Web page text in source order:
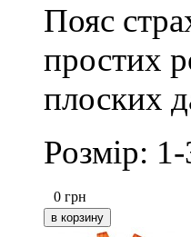
Пояс
простих
плоских
Розмір: 1-
0 грн